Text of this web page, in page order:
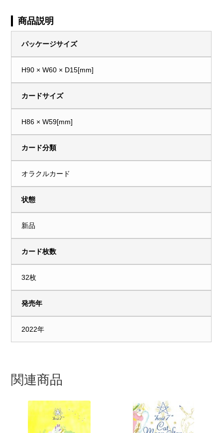
商品説明
パッケージサイズ
H90 × W60 × D15[mm]
カードサイズ
H86 × W59[mm]
カード分類
オラクルカード
状態
新品
カード枚数
32枚
発売年
2022年
関連商品